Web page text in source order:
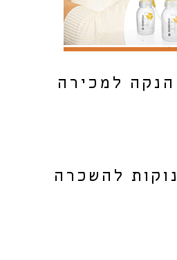
למכירה
להשכרה